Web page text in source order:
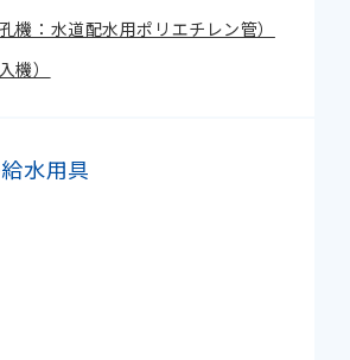
機：水道配水用ポリエチレン管）
機）
水用具